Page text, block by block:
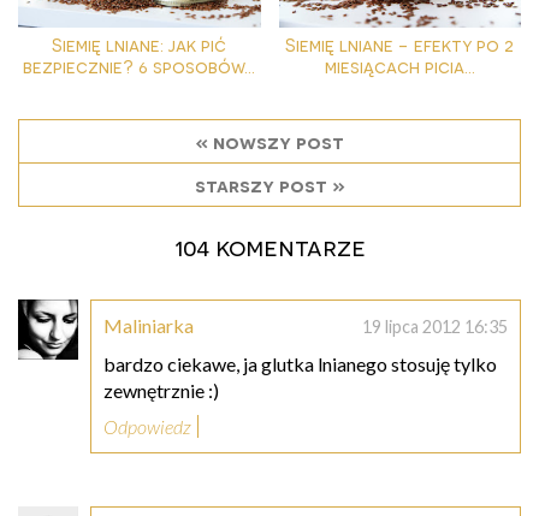
Siemię lniane: jak pić
bezpiecznie? 6 sposobów...
Siemię lniane - efekty po 2
miesiącach picia...
« nowszy post
starszy post »
104 komentarze
Maliniarka 19 lipca 2012 16:35
bardzo ciekawe, ja glutka lnianego stosuję tylko
zewnętrznie :)
Odpowiedz